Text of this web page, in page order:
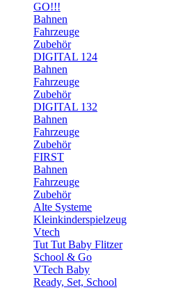
GO!!!
Bahnen
Fahrzeuge
Zubehör
DIGITAL 124
Bahnen
Fahrzeuge
Zubehör
DIGITAL 132
Bahnen
Fahrzeuge
Zubehör
FIRST
Bahnen
Fahrzeuge
Zubehör
Alte Systeme
Kleinkinderspielzeug
Vtech
Tut Tut Baby Flitzer
School & Go
VTech Baby
Ready, Set, School